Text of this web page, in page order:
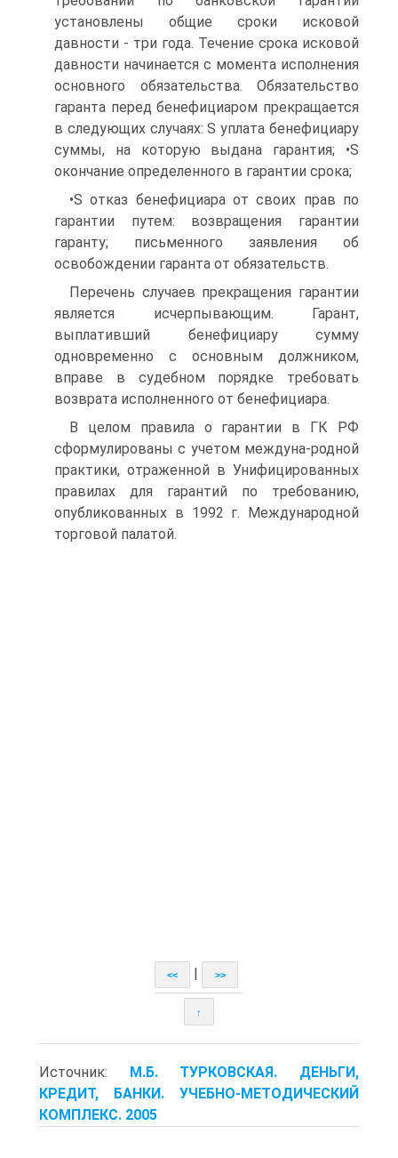
установлены общие сроки исковой
давности - три года. Течение срока исковой
давности начинается с момента исполнения
основного обязательства. Обязательство
гаранта перед бенефициаром прекращается
в следующих случаях: S уплата бенефициару
суммы, на которую выдана гарантия; •S
окончание определенного в гарантии срока;
•S отказ бенефициара от своих прав по
гарантии путем: возвращения гарантии
гаранту; письменного заявления об
освобождении гаранта от обязательств.
Перечень случаев прекращения гарантии
является исчерпывающим. Гарант,
выплативший бенефициару сумму
одновременно с основным должником,
вправе в судебном порядке требовать
возврата исполненного от бенефициара.
В целом правила о гарантии в ГК РФ
сформулированы с учетом междуна-родной
практики, отраженной в Унифицированных
правилах для гарантий по требованию,
опубликованных в 1992 г. Международной
торговой палатой.
<< >>
↑
Источник: М.Б. ТУРКОВСКАЯ. ДЕНЬГИ,
КРЕДИТ, БАНКИ. УЧЕБНО-МЕТОДИЧЕСКИЙ
КОМПЛЕКС. 2005